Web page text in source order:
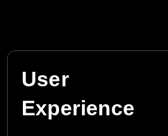
User
Experience